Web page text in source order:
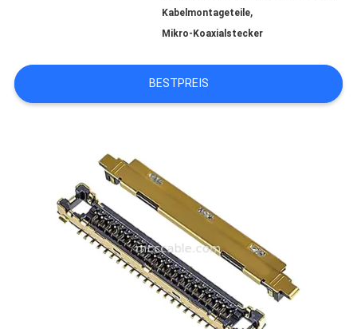
EIN
ANGEBOT
DATENSCHUTZRICHTLINIE
Kabelmontageteile,
Mikro-Koaxialstecker
BESTPREIS